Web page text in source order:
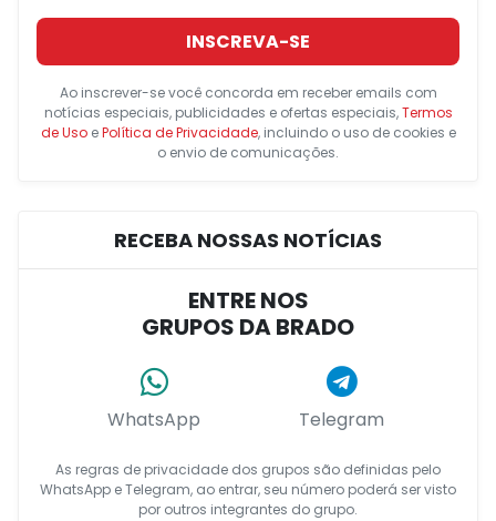
INSCREVA-SE
Ao inscrever-se você concorda em receber emails com
notícias especiais, publicidades e ofertas especiais,Termos
de UsoePolítica de Privacidade, incluindo o uso de cookies e
o envio de comunicações.
RECEBA NOSSAS NOTÍCIAS
ENTRE NOS
GRUPOS DA BRADO
WhatsApp Telegram
As regras de privacidade dos grupos são definidas pelo
WhatsApp e Telegram, ao entrar, seu número poderá ser visto
por outros integrantes do grupo.